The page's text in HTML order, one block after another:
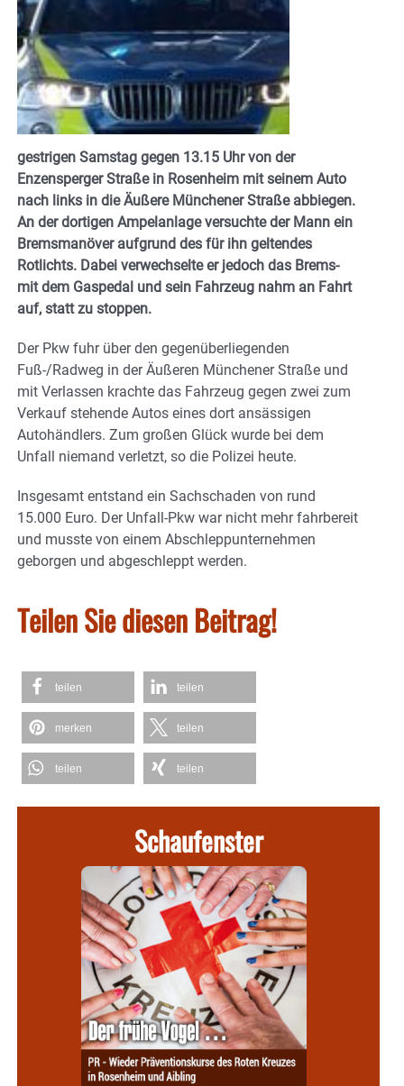
gestrigen Samstag gegen 13.15 Uhr von der
Enzensperger Straße in Rosenheim mit seinem Auto
nach links in die Äußere Münchener Straße abbiegen.
An der dortigen Ampelanlage versuchte der Mann ein
Bremsmanöver aufgrund des für ihn geltendes
Rotlichts. Dabei verwechselte er jedoch das Brems-
mit dem Gaspedal und sein Fahrzeug nahm an Fahrt
auf, statt zu stoppen.
Der Pkw fuhr über den gegenüberliegenden
Fuß-/Radweg in der Äußeren Münchener Straße und
mit Verlassen krachte das Fahrzeug gegen zwei zum
Verkauf stehende Autos eines dort ansässigen
Autohändlers. Zum großen Glück wurde bei dem
Unfall niemand verletzt, so die Polizei heute.
Insgesamt entstand ein Sachschaden von rund
15.000 Euro. Der Unfall-Pkw war nicht mehr fahrbereit
und musste von einem Abschleppunternehmen
geborgen und abgeschleppt werden.
Teilen Sie diesen Beitrag!
teilen teilen
merken teilen
teilen teilen
Schaufenster